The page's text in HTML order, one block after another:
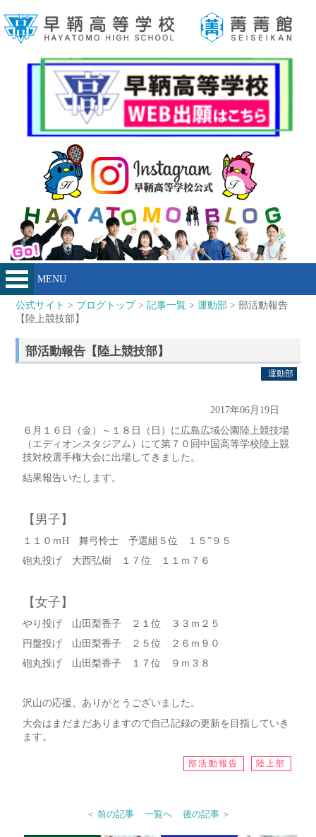
MENU
公式サイト > ブログトップ>記事一覧 >運動部 > 部活動報告
【陸上競技部】
部活動報告【陸上競技部】
運動部
2017年06月19日
６月１６日（金）～１８日（日）に広島広域公園陸上競技場
（エディオンスタジアム）にて第７０回中国高等学校陸上競
技対校選手権大会に出場してきました。
結果報告いたします。
【男子】
１１０ｍH 舞弓怜士 予選組５位 １５”９５
砲丸投げ 大西弘樹 １７位 １１ｍ７６
【女子】
やり投げ 山田梨香子 ２１位 ３３ｍ２５
円盤投げ 山田梨香子 ２５位 ２６ｍ９０
砲丸投げ 山田梨香子 １７位 ９ｍ３８
沢山の応援、ありがとうございました。
大会はまだまだありますので自己記録の更新を目指していき
ます。
部活動報告 陸上部
＜ 前の記事 一覧へ 後の記事 ＞